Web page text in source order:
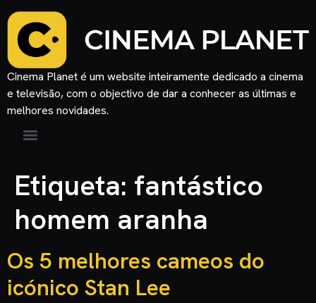
Cinema Planet é um website inteiramente dedicado a cinema
e televisão, com o objectivo de dar a conhecer as últimas e
melhores novidades.
Etiqueta: fantástico
homem aranha
Os 5 melhores cameos do
icónico Stan Lee